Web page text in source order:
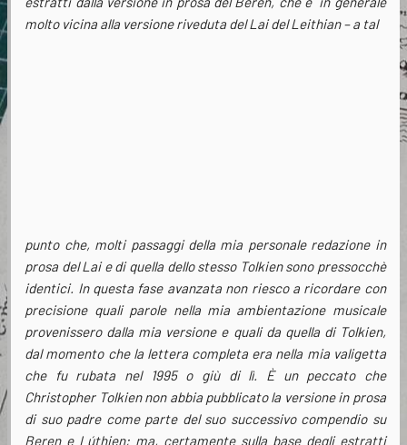
molto vicina alla versione riveduta delLai del Leithian– a tal
punto che, molti passaggi della mia personale redazione in
prosa delLaie di quella dello stesso Tolkien sono pressocchè
identici. In questa fase avanzata non riesco a ricordare con
precisione quali parole nella mia ambientazione musicale
provenissero dalla mia versione e quali da quella di Tolkien,
dal momento che la lettera completa era nella mia valigetta
che fu rubata nel 1995 o giù di lì. È un peccato che
Christopher Tolkien non abbia pubblicato la versione in prosa
di suo padre come parte del suo successivo compendio su
Beren e Lúthien; ma, certamente sulla base degli estratti